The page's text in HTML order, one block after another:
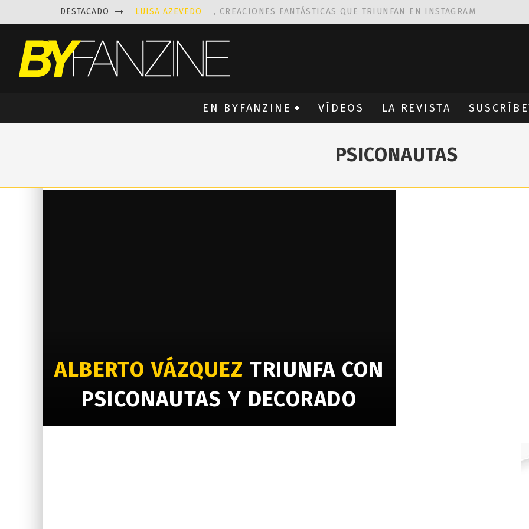
DESTACADO LUISA AZEVEDO , CREACIONES FANTÁSTICAS QUE TRIUNFAN EN INSTAGRAM
KAETHE BUTCHER EXPLORACIÓN PROVOCATIVA Y ERÓTICA
EN BYFANZINE VÍDEOS LA REVISTA
PSICONAUTAS
ALBERTO VÁZQUEZTRIUNFA CON
PSICONAUTAS Y DECORADO